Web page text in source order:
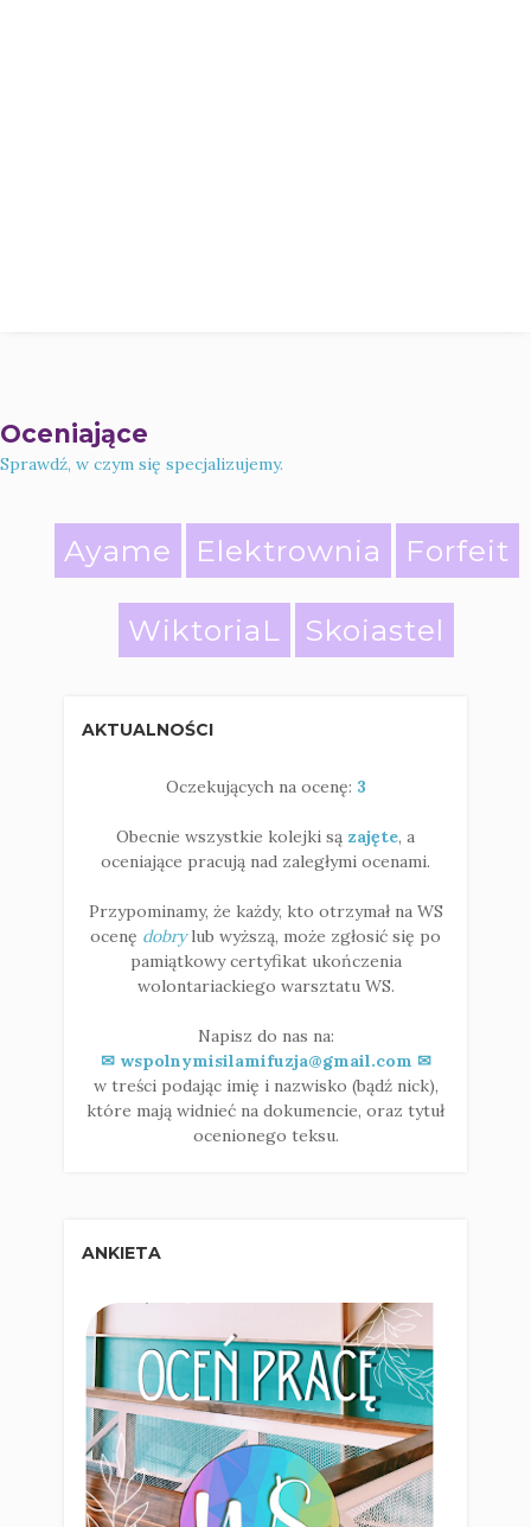
Oceniające
Sprawdź, w czym się specjalizujemy.
Ayame Elektrownia Forfeit
WiktoriaL Skoiastel
AKTUALNOŚCI
Oczekujących na ocenę: 3
Obecnie wszystkie kolejki są zajęte, a
oceniające pracują nad zaległymi ocenami.
Przypominamy, że każdy, kto otrzymał na WS
ocenę dobrylub wyższą, może zgłosić się po
pamiątkowy certyfikat ukończenia
wolontariackiego warsztatu WS.
Napisz do nas na:
✉ wspolnymisilamifuzja@gmail.com ✉
w treści podając imię i nazwisko (bądź nick),
które mają widnieć na dokumencie, oraz tytuł
ocenionego teksu.
ANKIETA